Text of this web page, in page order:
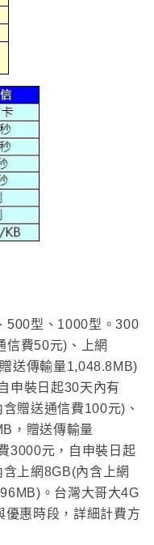
500型 、 1000型 。300
信費50元) 、 上網
送傳輸量1,048.8MB)
申裝日起30天內有
贈送通信費100元) 、
，贈送傳輸量
3000元，自申裝日起
上網8GB(內含上網
。台灣大哥大4G
優惠時段 ，詳細計費方